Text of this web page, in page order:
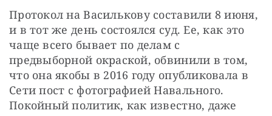
Протокол на Василькову составили 8 июня,
и в тот же день состоялся суд. Ее, как это
чаще всего бывает по делам с
предвыборной окраской, обвинили в том,
что она якобы в 2016 году опубликовала в
Сети пост с фотографией Навального.
Покойный политик, как известно, даже